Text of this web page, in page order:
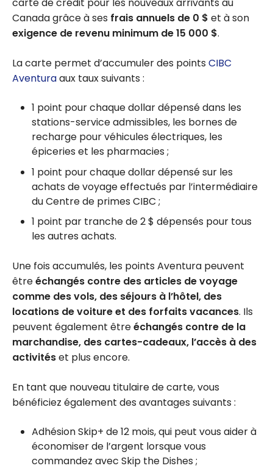
carte de crédit pour les nouveaux arrivants au
Canada grâce à ses frais annuels de 0 $ et à son
exigence de revenu minimum de 15 000 $.
La carte permet d’accumuler des points CIBC
Aventuraaux taux suivants :
1 point pour chaque dollar dépensé dans les
stations-service admissibles, les bornes de
recharge pour véhicules électriques, les
épiceries et les pharmacies ;
1 point pour chaque dollar dépensé sur les
achats de voyage effectués par l’intermédiaire
du Centre de primes CIBC ;
1 point par tranche de 2 $ dépensés pour tous
les autres achats.
Une fois accumulés, les points Aventura peuvent
êtreéchangés contre des articles de voyage
comme des vols, des séjours à l’hôtel, des
locations de voiture et des forfaits vacances. Ils
peuvent également êtreéchangés contre de la
marchandise, des cartes-cadeaux, l’accès à des
activitéset plus encore.
En tant que nouveau titulaire de carte, vous
bénéficiez également des avantages suivants :
Adhésion Skip+ de 12 mois, qui peut vous aider à
économiser de l’argent lorsque vous
commandez avec Skip the Dishes ;